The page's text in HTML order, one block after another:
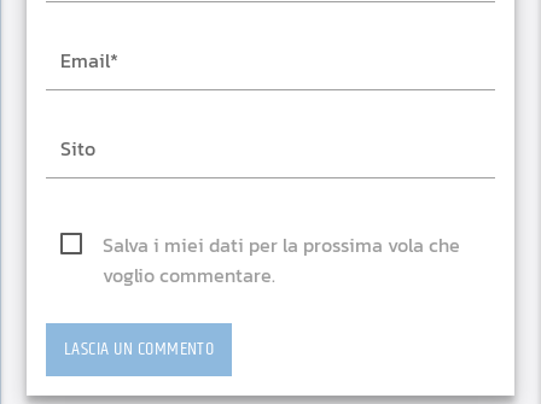
Salva i miei dati per la prossima vola che
voglio commentare.